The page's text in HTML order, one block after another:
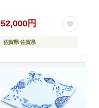
52,000円
佐賀県 佐賀県